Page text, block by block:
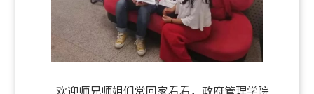
欢迎师兄师姐们常回家看看，政府管理学院